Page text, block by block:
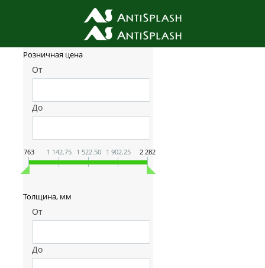
Фильтр товаров
Розничная цена
От
До
763 1 142.75 1 522.50 1 902.25 2 282
Толщина, мм
От
До